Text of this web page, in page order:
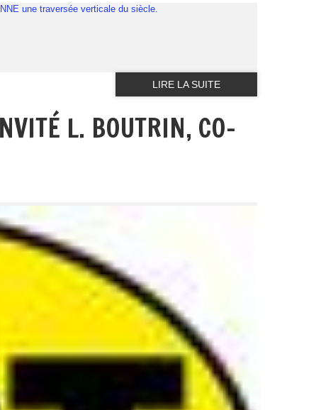
une traversée verticale du siècle.
LIRE LA SUITE
L. BOUTRIN, CO-